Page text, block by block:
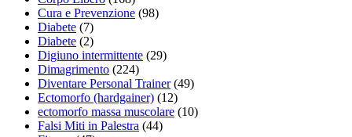
Cura e Prevenzione (98)
Diabete (7)
Diabete (2)
Digiuno intermittente (29)
Dimagrimento (224)
Diventare Personal Trainer(49)
Ectomorfo (hardgainer) (12)
ectomorfo massa muscolare (10)
Falsi Miti in Palestra (44)